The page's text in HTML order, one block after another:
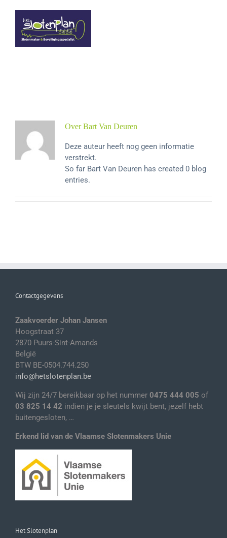
inhoud
OverBart Van Deuren
Deze auteur heeft nog geen informatie
verstrekt.
So far Bart Van Deuren has created 0 blog
entries.
Contactgegevens
Zaakvoerder Johan Jansen
Hoogstraat 37
2870 Puurs-Sint-Amands
België
BTW BE-0504.744.250
info@hetslotenplan.be
Wij zijn 24/7 bereikbaar op het nummer 0475 444 005 of
03 825 14 42 indien je je sleutels kwijt bent, jezelf hebt
buitengesloten, …
Erkend lid van de Vlaamse Slotenmakers Unie
Het Slotenplan